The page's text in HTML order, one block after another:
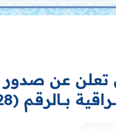
عن صدور
بــالرقم (4828)‏